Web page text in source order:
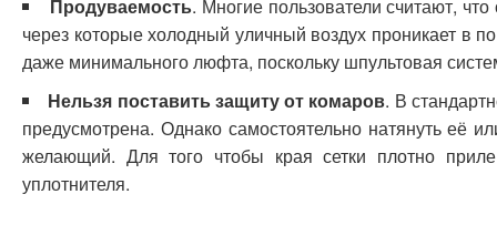
Продуваемость. Многие пользователи считают,
через которые холодный уличный воздух проникает в
даже минимального люфта, поскольку шпультовая
Нельзя поставить защиту от комаров. В
предусмотрена. Однако самостоятельно натянуть её
желающий. Для того чтобы края сетки плотно
уплотнителя.